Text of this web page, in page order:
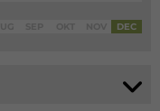
DEC